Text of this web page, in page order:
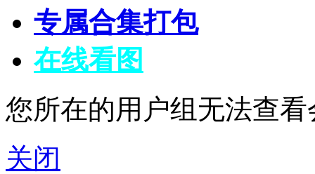
专属合集打包
在线看图
您所在的用户组无法查
关闭